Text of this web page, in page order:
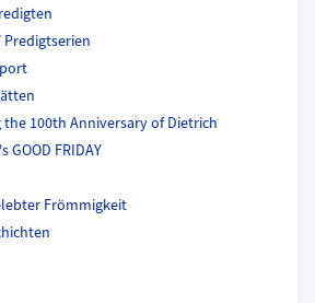
100th Anniversary of Dietrich
GOOD FRIDAY
Frömmigkeit